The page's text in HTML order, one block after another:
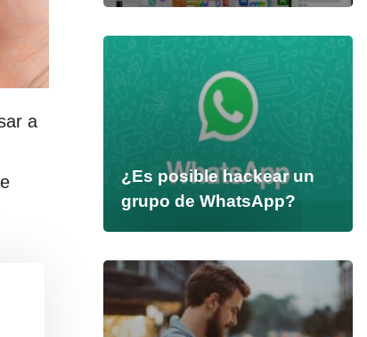
a
¿Es posible hackear un
grupo de WhatsApp?